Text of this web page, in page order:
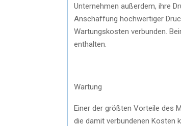
Unternehmen außerdem, ihre
Anschaffung hochwertiger
Wartungskosten verbunden.
enthalten.
Wartung
Einer der größten Vorteile des
die damit verbundenen Kosten